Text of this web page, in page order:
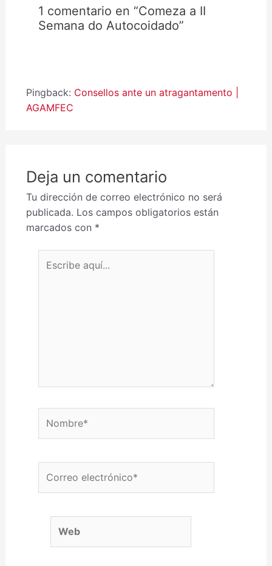
1 comentario en “Comeza a II
Semana do Autocoidado”
Pingback: Consellos ante un atragantamento |
AGAMFEC
Deja un comentario
Tu dirección de correo electrónico no será
publicada. Los campos obligatorios están
marcados con *